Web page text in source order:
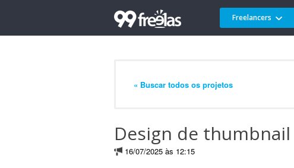
Freelancers
« Buscar todos os projetos
Design de
16/07/2025 às 12:15